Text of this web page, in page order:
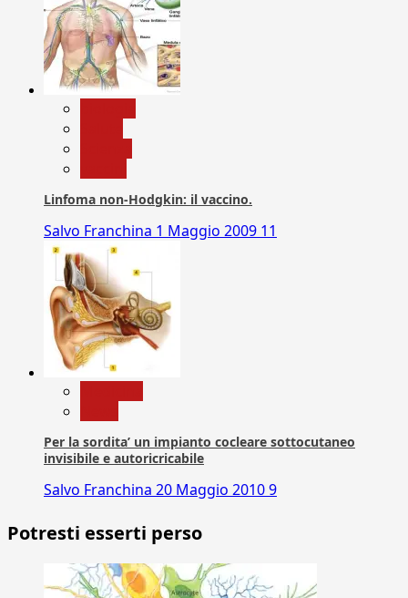
Linfoma non-Hodgkin: il vaccino.
Salvo Franchina 1 Maggio 2009 11
Per la sordita’ un impianto cocleare sottocutaneo
invisibile e autoricricabile
Salvo Franchina 20 Maggio 20109
Potresti esserti perso